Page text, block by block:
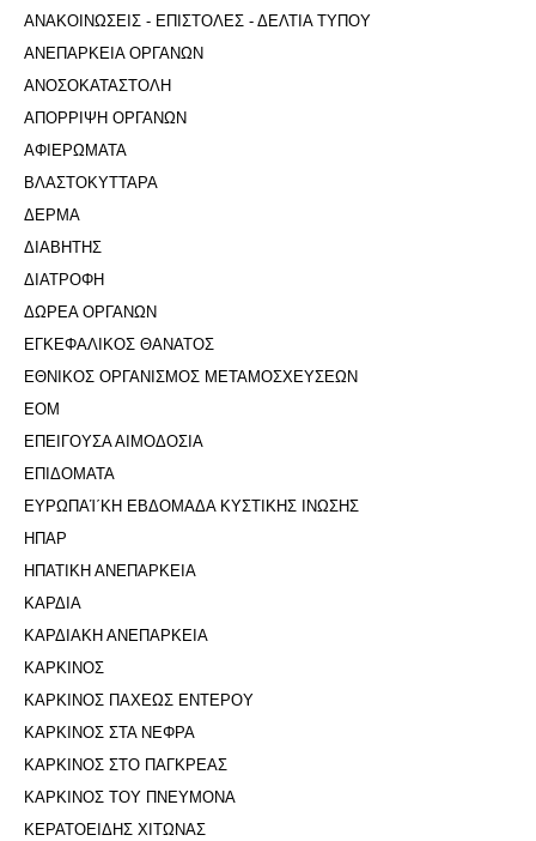
ΑΝΑΚΟΙΝΩΣΕΙΣ - ΕΠΙΣΤΟΛΕΣ - ΔΕΛΤΙΑ ΤΥΠΟΥ
ΑΝΕΠΑΡΚΕΙΑ ΟΡΓΑΝΩΝ
ΑΝΟΣΟΚΑΤΑΣΤΟΛΗ
ΑΠΟΡΡΙΨΗ ΟΡΓΑΝΩΝ
ΑΦΙΕΡΩΜΑΤΑ
ΒΛΑΣΤΟΚΥΤΤΑΡΑ
ΔΕΡΜΑ
ΔΙΑΒΗΤΗΣ
ΔΙΑΤΡΟΦΗ
ΔΩΡΕΑ ΟΡΓΑΝΩΝ
ΕΓΚΕΦΑΛΙΚΟΣ ΘΑΝΑΤΟΣ
ΕΘΝΙΚΟΣ ΟΡΓΑΝΙΣΜΟΣ ΜΕΤΑΜΟΣΧΕΥΣΕΩΝ
ΕΟΜ
ΕΠΕΙΓΟΥΣΑ ΑΙΜΟΔΟΣΙΑ
ΕΠΙΔΟΜΑΤΑ
ΕΥΡΩΠΑΊ΄ΚΗ ΕΒΔΟΜΑΔΑ ΚΥΣΤΙΚΗΣ ΙΝΩΣΗΣ
ΗΠΑΡ
ΗΠΑΤΙΚΗ ΑΝΕΠΑΡΚΕΙΑ
ΚΑΡΔΙΑ
ΚΑΡΔΙΑΚΗ ΑΝΕΠΑΡΚΕΙΑ
ΚΑΡΚΙΝΟΣ
ΚΑΡΚΙΝΟΣ ΠΑΧΕΩΣ ΕΝΤΕΡΟΥ
ΚΑΡΚΙΝΟΣ ΣΤΑ ΝΕΦΡΑ
ΚΑΡΚΙΝΟΣ ΣΤΟ ΠΑΓΚΡΕΑΣ
ΚΑΡΚΙΝΟΣ ΤΟΥ ΠΝΕΥΜΟΝΑ
ΚΕΡΑΤΟΕΙΔΗΣ ΧΙΤΩΝΑΣ